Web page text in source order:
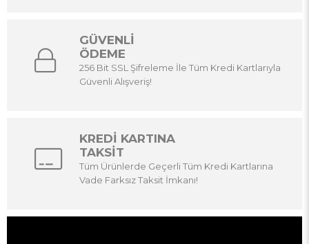
GÜVENLİ
ÖDEME
256 Bit SSL Şifreleme İle Tüm Kredi Kartlarıyla
Güvenli Alışveriş!
KREDİ KARTINA
TAKSİT
Tüm Ürünlerde Geçerli Tüm Kredi Kartlarına
Vade Farksız Taksit İmkanı!